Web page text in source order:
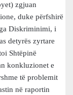
zgjuan
duke përfshirë
Diskriminimi, i
detyrës zyrtare
Shtëpinë
konkluzionet e
të problemit
në raportin